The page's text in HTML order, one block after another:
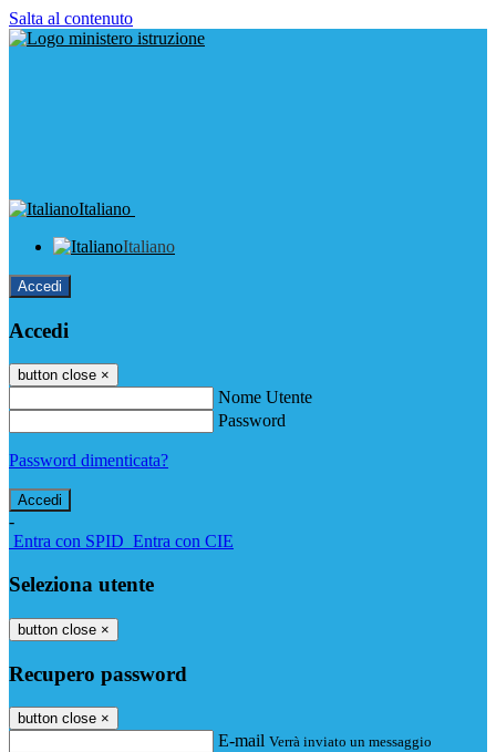
Salta al contenuto
Italiano
Italiano
Accedi
Accedi
button close ×
Nome Utente
Password
Password dimenticata?
-
Entra con SPID Entra con CIE
Seleziona utente
button close ×
Recupero password
button close ×
E-mail Verrà inviato un messaggio